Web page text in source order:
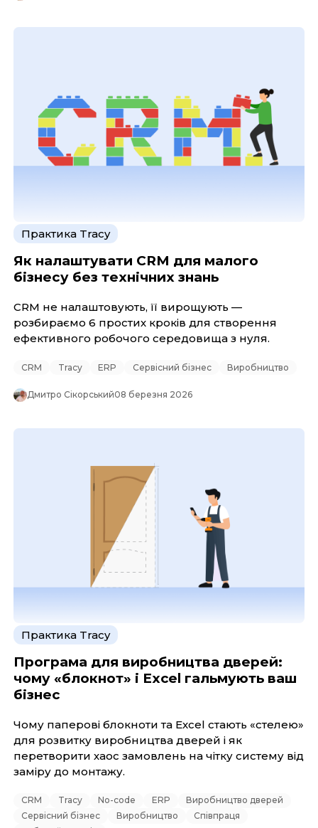
Практика Tracy
Як налаштувати CRM для малого
бізнесу без технічних знань
CRM не налаштовують, її вирощують —
розбираємо 6 простих кроків для створення
ефективного робочого середовища з нуля.
CRM Tracy ERP Сервісний бізнес Виробництво
Дмитро Сікорський08 березня 2026
Практика Tracy
Програма для виробництва дверей:
чому «блокнот» і Excel гальмують ваш
бізнес
Чому паперові блокноти та Excel стають «стелею»
для розвитку виробництва дверей і як
перетворити хаос замовлень на чітку систему від
заміру до монтажу.
CRM Tracy No-code ERP
Виробництво дверей
Сервісний бізнес
Виробництво
Співпраця